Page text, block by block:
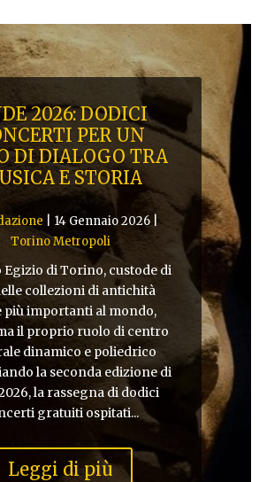
2026: DODICI
PER UN
DI DIALOGO TRA
E STORIA
14 Gennaio 2026|
Torino Metropoli
Egizio di Torino, custode di
collezioni di antichità
più importanti al mondo,
il proprio ruolo di centro
dinamico e poliedrico
la seconda edizione di
la rassegna di dodici
gratuiti ospitati...
Leggi di più